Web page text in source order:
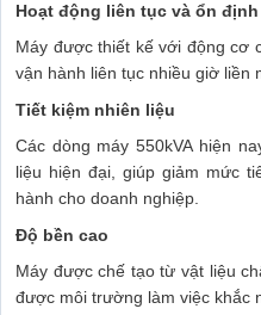
Hoạt động liên tục và ổn định
Máy được thiết kế với động cơ
vận hành liên tục nhiều giờ liền
Tiết kiệm nhiên liệu
Các dòng máy 550kVA hiện
liệu hiện đại, giúp giảm mức
hành cho doanh nghiệp.
Độ bền cao
Máy được chế tạo từ vật liệu
được môi trường làm việc khắc